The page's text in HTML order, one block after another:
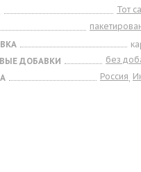
Тот
ДОБАВКИ
без
Россия,